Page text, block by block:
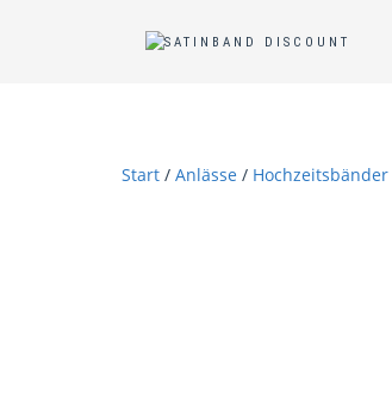
Start / Anlässe / Hochzeitsbänder